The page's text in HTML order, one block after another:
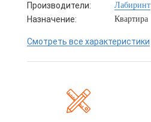
Производители: Лабиринт
Назначение: Квартира
Смотреть все характеристики